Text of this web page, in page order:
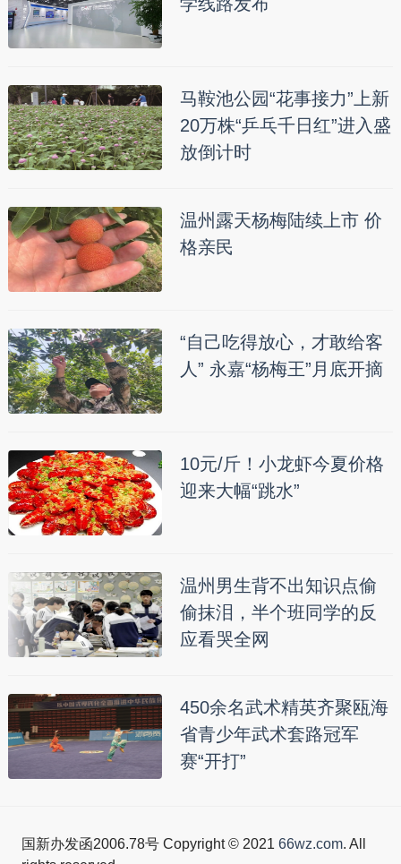
马鞍池公园“花事接力”上新
20万株“乒乓千日红”进入盛
放倒计时
温州露天杨梅陆续上市 价
格亲民
“自己吃得放心，才敢给客
人” 永嘉“杨梅王”月底开摘
10元/斤！小龙虾今夏价格
迎来大幅“跳水”
温州男生背不出知识点偷
偷抹泪，半个班同学的反
应看哭全网
450余名武术精英齐聚瓯海
省青少年武术套路冠军
赛“开打”
国新办发函2006.78号 Copyright © 2021 66wz.com. All